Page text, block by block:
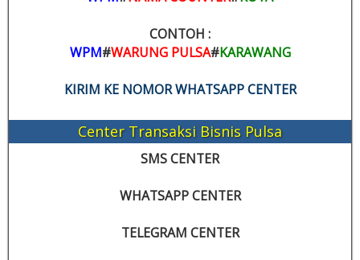
CONTOH :
WPM#WARUNG PULSA#KARAWANG
KIRIM KE NOMOR WHATSAPP CENTER
Center Transaksi Bisnis Pulsa
SMS CENTER
WHATSAPP CENTER
TELEGRAM CENTER